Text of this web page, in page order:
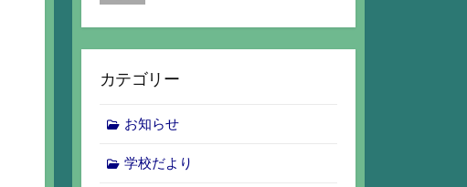
カテゴリー
お知らせ
学校だより